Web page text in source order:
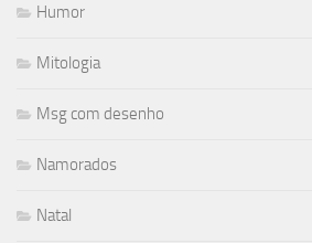
Humor
Mitologia
Msg com desenho
Namorados
Natal